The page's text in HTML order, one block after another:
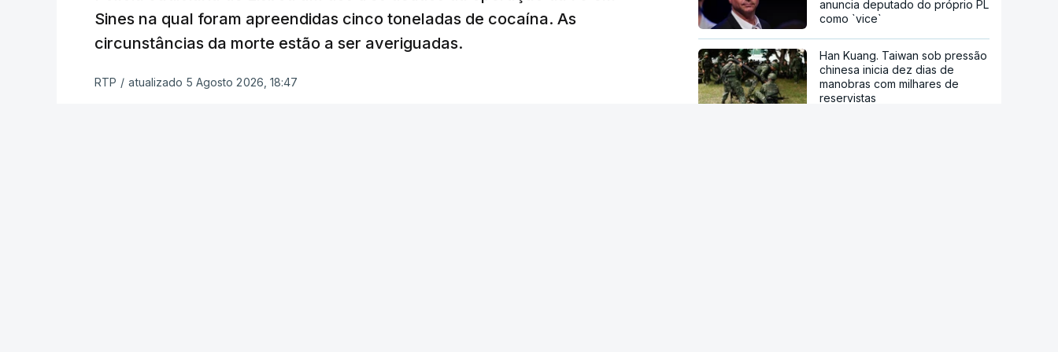
a alegação justificativa para o pedido de reapreciação, ou os documentos que os
relatores devem preencher.
Sines na qual foram apreendidas cinco toneladas de cocaína. As
circunstâncias da morte estão a ser averiguadas.
RTP / atualizado 5 Agosto 2026, 18:47
anuncia deputado do próprio PL
como `vice`
Han Kuang. Taiwan sob pressão
chinesa inicia dez dias de
manobras com milhares de
reservistas